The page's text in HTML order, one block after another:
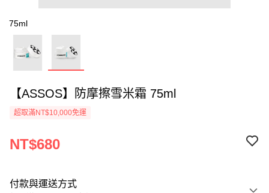
75ml
【ASSOS】防摩擦雪米霜 75ml
超取滿NT$10,000免運
NT$680
付款與運送方式